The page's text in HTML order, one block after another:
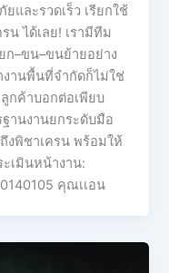
และรวดเร็ว เรียกใช้
น ได้เลย! เรามีทีม
–ขน–ขนย้ายอย่าง
านพื้นที่จำกัดก็ไม่ใช่
กค้าบอกต่อเพียบ
านงานยกระดับมือ
พิชาเครน พร้อมให้
เมินหน้างาน:
คุณเเอน